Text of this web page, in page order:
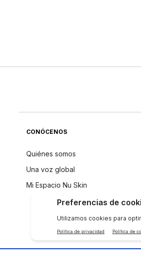
CONÓCENOS
Quiénes somos
Una voz global
Mi Espacio Nu Skin